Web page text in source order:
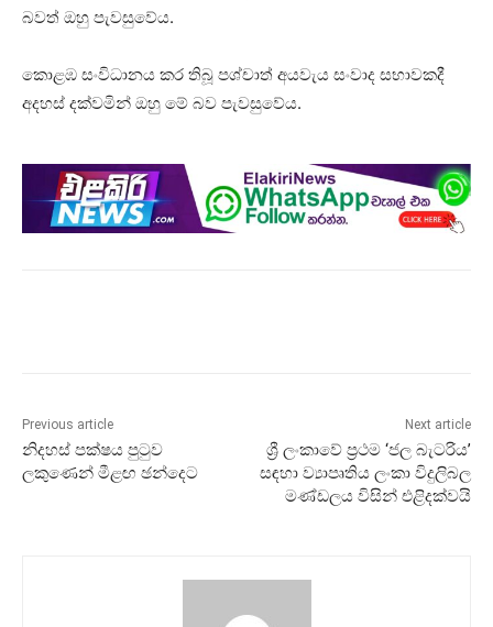
බවත් ඔහු පැවසුවේය.
කොළඹ සංවිධානය කර තිබූ පශ්චාත් අයවැය සංවාද සභාවකදී
අදහස් දක්වමින් ඔහු මේ බව පැවසුවේය.
Previous article
නිදහස් පක්ෂය පුටුව
ලකුණෙන් මීළඟ ඡන්දෙට
Next article
ශ්‍රී ලංකාවේ ප්‍රථම ‘ජල බැටරිය’
සඳහා ව්‍යාපෘතිය ලංකා විදුලිබල
මණ්ඩලය විසින් එළිදක්වයි